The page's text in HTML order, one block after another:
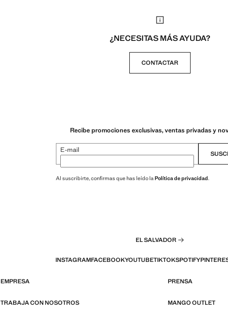
¿NECESITAS MÁS AYUDA?
CONTACTAR
Recibe promociones exclusivas, ventas privadas y
E-mail
Al suscribirte, confirmas que has leído la Política de privacidad.
EL SALVADOR
INSTAGRAMFACEBOOKYOUTUBETIKTOKSPOTIFY
EMPRESA PRENSA
TRABAJA CON NOSOTROS MANGO OUTLET